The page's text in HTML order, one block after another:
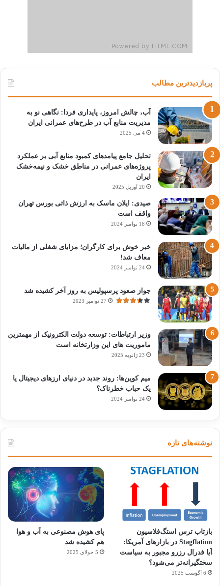
پربازدیدترین مطالب
آب، چالش امروز، پایداری فردا: نگاهی نو به
مدیریت منابع آب در طرح‌های عمرانی ایران
4 می 2025
تحلیل جامع پیامدهای کمبود منابع آبی بر عملکرد
پروژه‌های عمرانی در مناطق خشک و نیمه‌خشک
ایران
20 آوریل 2025
صیدی: ایلان ماسک به ارزش ذاتی بورس تهران
واقف است
18 نوامبر 2024
خبر خوش برای کارگران؛ مزایای شغلی از مالیات
معاف شد!
24 نوامبر 2024
جواز صعود پرسپولیس به روز آخر کشیده شد
27 نوامبر 2023
وزیر ارتباطات: توسعه دولت الکترونیک از مهمترین
ماموریت های این وزارتخانه است
23 ژانویه 2025
میم کوین‌ها: روند جدید در دنیای ارزهای دیجیتال یا
یک حباب خطرناک؟
24 نوامبر 2024
نوشته‌های تازه
بازتاب ترس استگ‌فلاسیون
Stagflation در بازارهای آمریکا:
آیا فدرال رزرو مجبور به سیاست
سختگیرانه‌تر می‌شود؟
6 آگوست 2025
پای هوش مصنوعی به آب و هوا
هم کشیده شد
5 جولای 2025